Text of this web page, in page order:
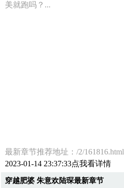
美就跑吗？...
最新章节推荐地址：/2/161816.html
2023-01-14 23:37:33点我看详情
穿越肥婆 朱意欢陆琛最新章节